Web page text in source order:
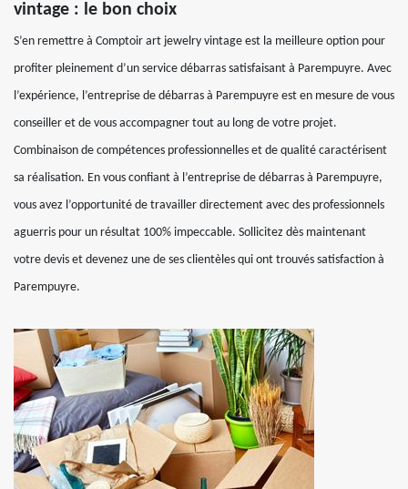
vintage : le bon choix
S’en remettre à Comptoir art jewelry vintage est la meilleure option pour
profiter pleinement d’un service débarras satisfaisant à Parempuyre. Avec
l’expérience, l’entreprise de débarras à Parempuyre est en mesure de vous
conseiller et de vous accompagner tout au long de votre projet.
Combinaison de compétences professionnelles et de qualité caractérisent
sa réalisation. En vous confiant à l’entreprise de débarras à Parempuyre,
vous avez l’opportunité de travailler directement avec des professionnels
aguerris pour un résultat 100% impeccable. Sollicitez dès maintenant
votre devis et devenez une de ses clientèles qui ont trouvés satisfaction à
Parempuyre.